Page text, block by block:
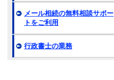
メール相続の無料相談サポー
トをご利用
行政書士の業務